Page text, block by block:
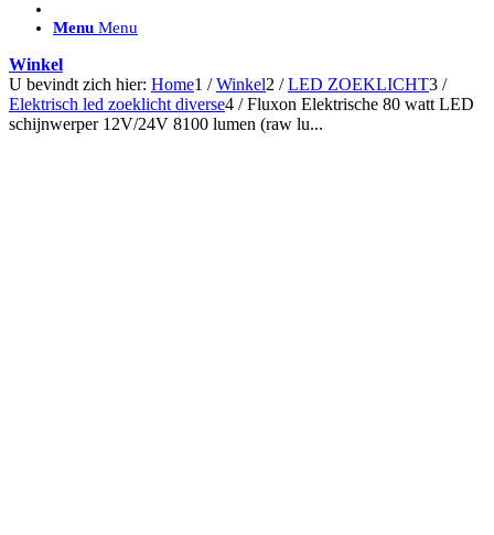
ACCESSOIRES/ AANSLUITMATERIAAL
Can-bus interface
Accessoires Lazer
Kabelboom & Adapters
Installatiemateriaal
Menu Menu
Winkel
U bevindt zich hier: Home1 / Winkel2 / LED ZOEKLICHT3 /
Elektrisch led zoeklicht diverse4 / Fluxon Elektrische 80 watt LED
schijnwerper 12V/24V 8100 lumen (raw lu...